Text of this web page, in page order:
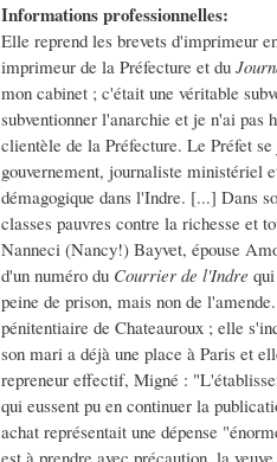
Informations professionnelles:
Elle reprend les brevets d'imprimeur
imprimeur de la Préfecture et du
mon cabinet ; c'était une véritable
subventionner l'anarchie et je n'ai
clientèle de la Préfecture. Le Préfet
gouvernement, journaliste ministériel
démagogique dans l'Indre. [...] Dans
classes pauvres contre la richesse et
Nanneci (Nancy!) Bayvet, épouse
d'un numéro du Courrier de l'Indre
peine de prison, mais non de
pénitentiaire de Chateauroux ; elle
son mari a déjà une place à Paris et
repreneur effectif, Migné :
qui eussent pu en continuer la
achat représentait une dépense